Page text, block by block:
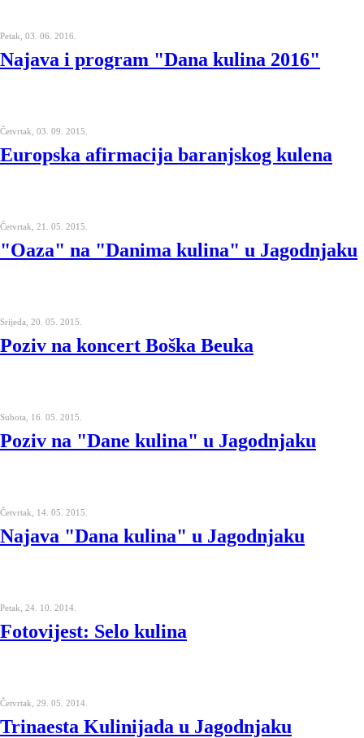
Petak, 03. 06. 2016.
Najava i program "Dana kulina 2016"
Četvrtak, 03. 09. 2015.
Europska afirmacija baranjskog kulena
Četvrtak, 21. 05. 2015.
"Oaza" na "Danima kulina" u Jagodnjaku
Srijeda, 20. 05. 2015.
Poziv na koncert Boška Beuka
Subota, 16. 05. 2015.
Poziv na "Dane kulina" u Jagodnjaku
Četvrtak, 14. 05. 2015.
Najava "Dana kulina" u Jagodnjaku
Petak, 24. 10. 2014.
Fotovijest: Selo kulina
Četvrtak, 29. 05. 2014.
Trinaesta Kulinijada u Jagodnjaku